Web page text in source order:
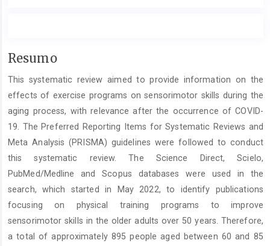
Conteúdo
artigo
principal
Resumo
This systematic review aimed to provide information on the
effects of exercise programs on sensorimotor skills during the
aging process, with relevance after the occurrence of COVID-
19. The Preferred Reporting Items for Systematic Reviews and
Meta Analysis (PRISMA) guidelines were followed to conduct
this systematic review. The Science Direct, Scielo,
PubMed/Medline and Scopus databases were used in the
search, which started in May 2022, to identify publications
focusing on physical training programs to improve
sensorimotor skills in the older adults over 50 years. Therefore,
a total of approximately 895 people aged between 60 and 85